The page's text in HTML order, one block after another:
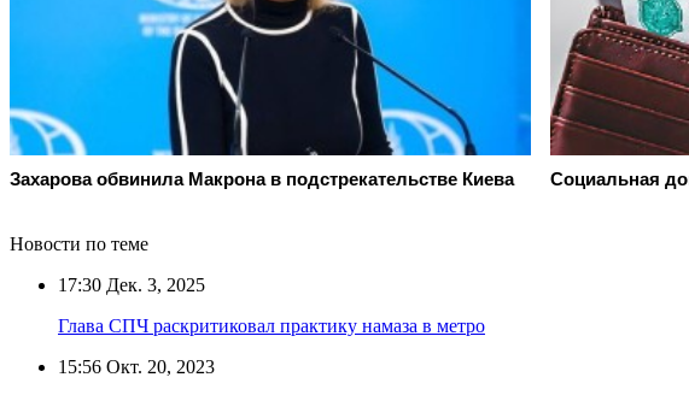
Захарова обвинила Макрона в подстрекательстве Киева Социальная
Новости по теме
17:30 Дек. 3, 2025
Глава СПЧ раскритиковал практику намаза в метро
15:56 Окт. 20, 2023